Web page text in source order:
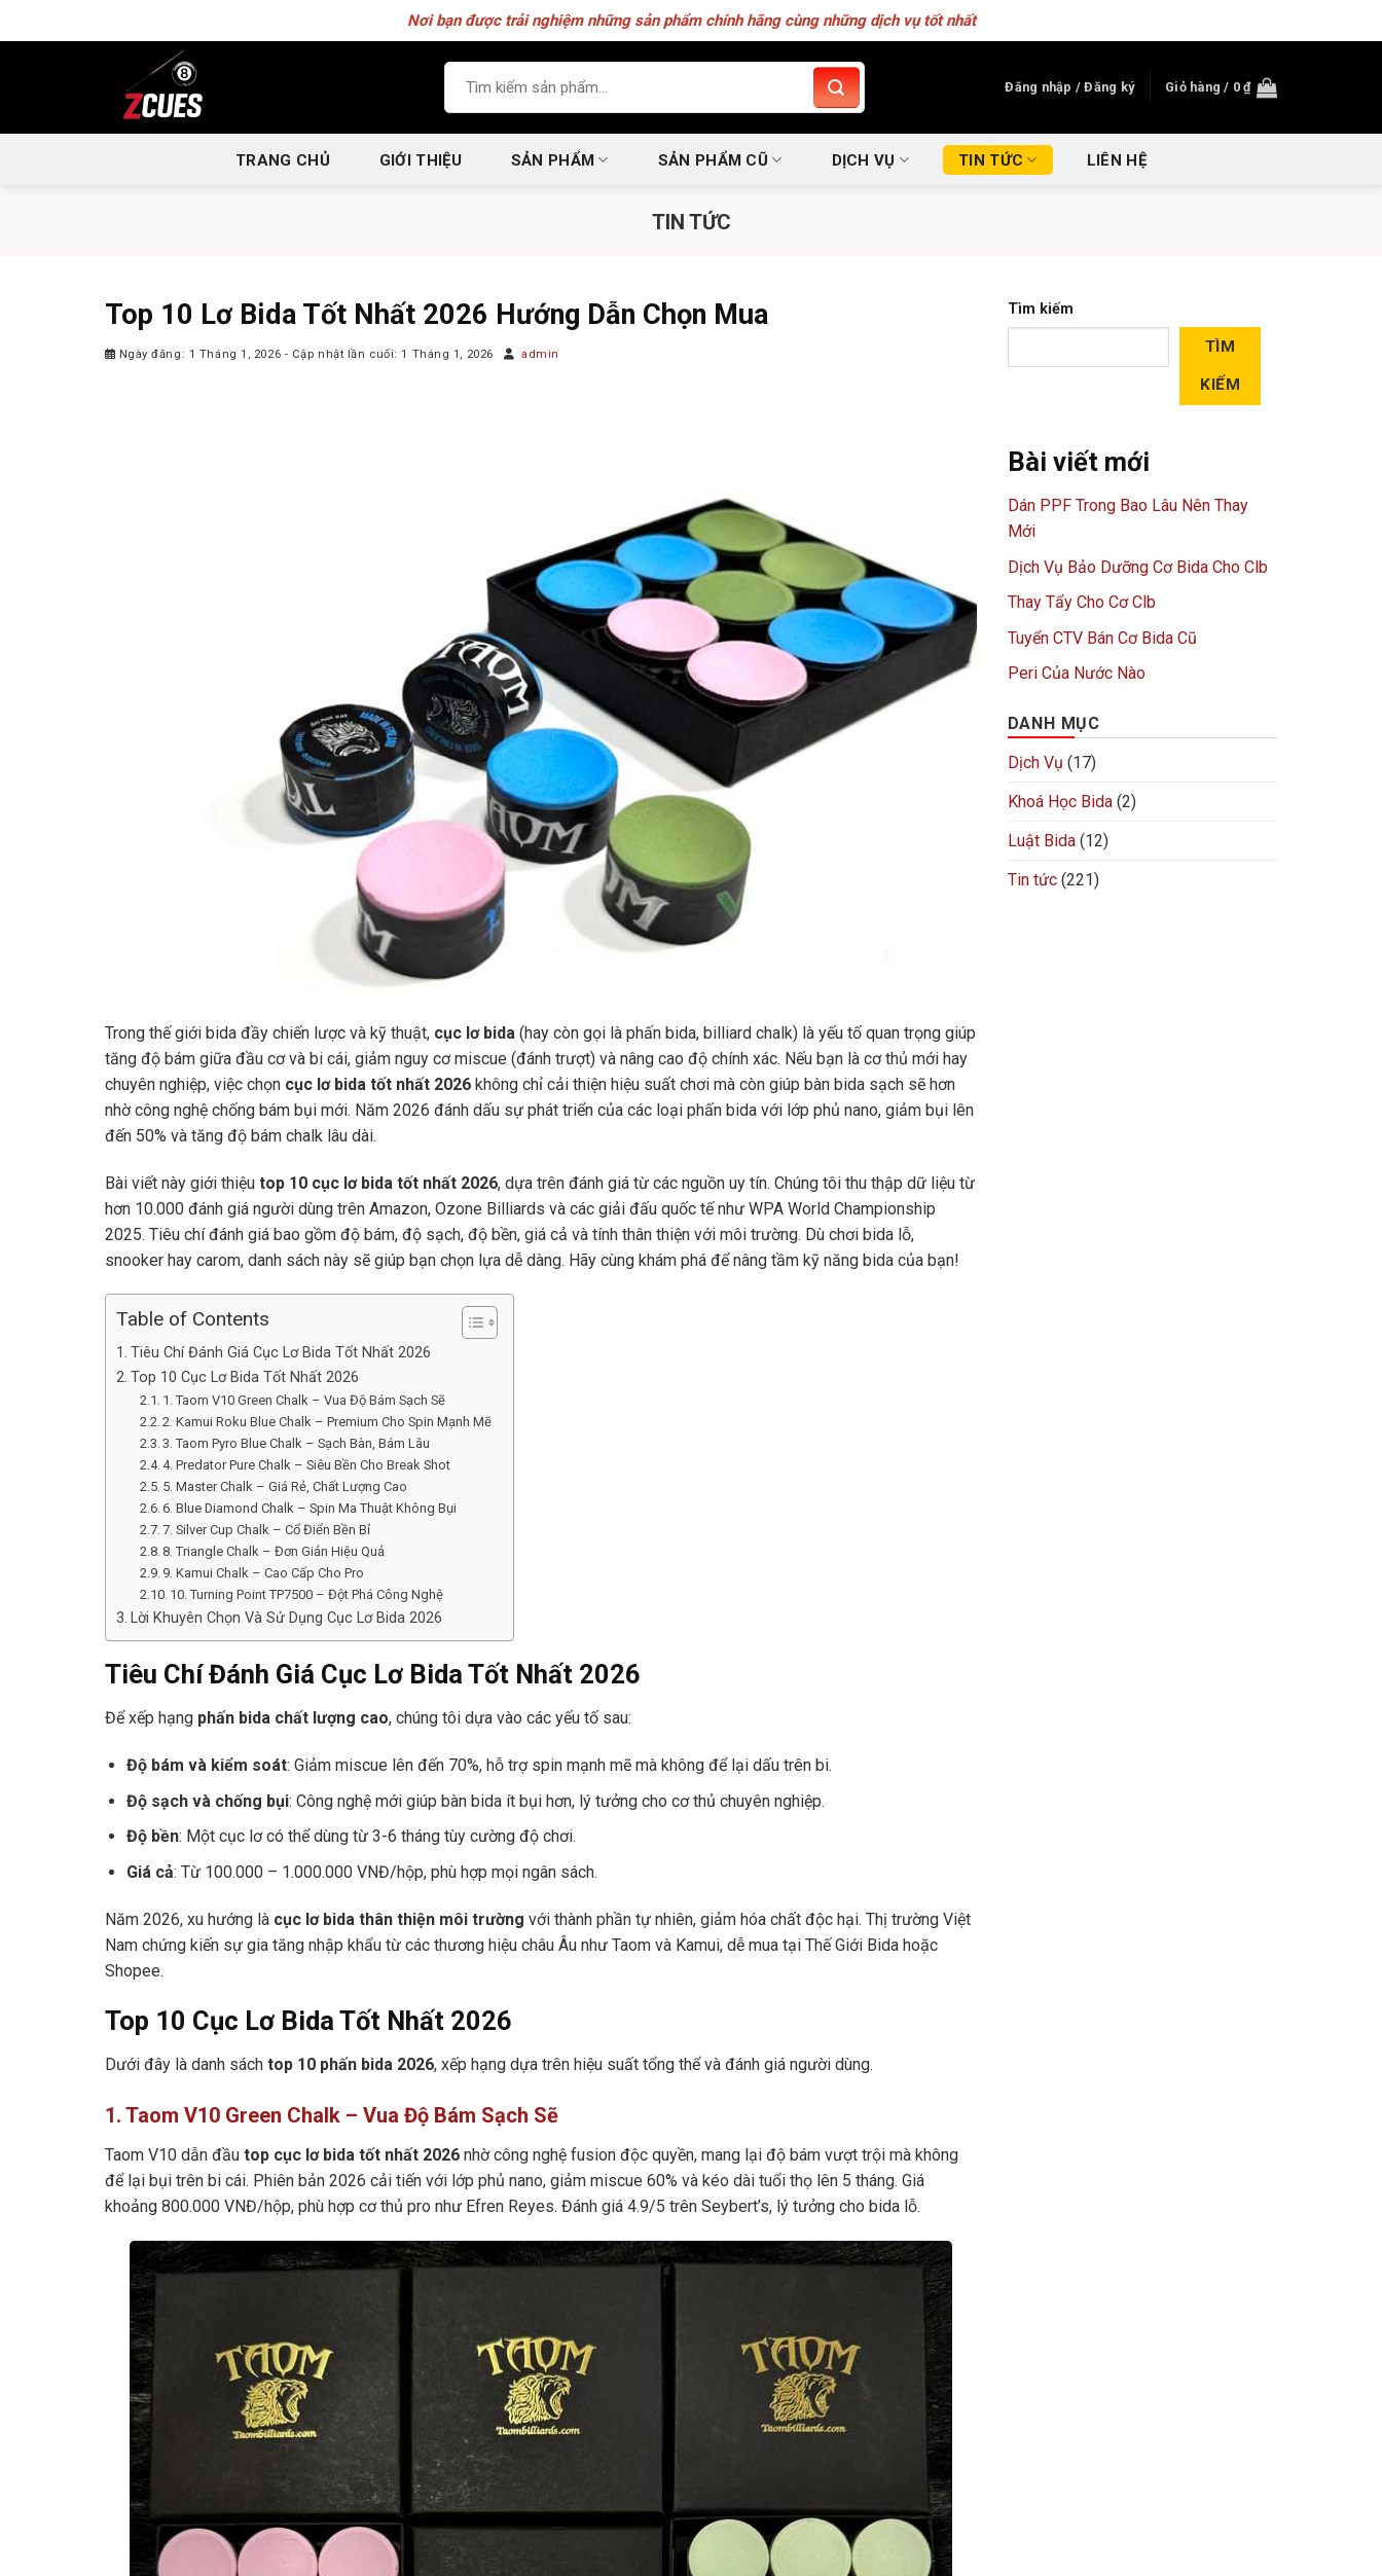
to
Nơi bạn được trải nghiệm những sản phẩm chính hãng cùng những dịch vụ tốt nhất
Tìm
kiếm:
Đăng nhập / Đăng ký Giỏ hàng / 0₫
TRANG CHỦ GIỚI THIỆU SẢN PHẨM SẢN PHẨM CŨ DỊCH VỤ TIN TỨC LIÊN HỆ
TIN TỨC
Top 10 Lơ Bida Tốt Nhất 2026 Hướng Dẫn Chọn Mua
Ngày đăng: 1 Tháng 1, 2026 - Cập nhật lần cuối: 1 Tháng 1, 2026 admin
Trong thế giới bida đầy chiến lược và kỹ thuật, cục lơ bida (hay còn gọi là phấn bida, billiard chalk) là yếu tố quan trọng giúp
tăng độ bám giữa đầu cơ và bi cái, giảm nguy cơ miscue (đánh trượt) và nâng cao độ chính xác. Nếu bạn là cơ thủ mới hay
chuyên nghiệp, việc chọn cục lơ bida tốt nhất 2026 không chỉ cải thiện hiệu suất chơi mà còn giúp bàn bida sạch sẽ hơn
nhờ công nghệ chống bám bụi mới. Năm 2026 đánh dấu sự phát triển của các loại phấn bida với lớp phủ nano, giảm bụi lên
đến 50% và tăng độ bám chalk lâu dài.
Bài viết này giới thiệu top 10 cục lơ bida tốt nhất 2026, dựa trên đánh giá từ các nguồn uy tín. Chúng tôi thu thập dữ liệu từ
hơn 10.000 đánh giá người dùng trên Amazon, Ozone Billiards và các giải đấu quốc tế như WPA World Championship
2025. Tiêu chí đánh giá bao gồm độ bám, độ sạch, độ bền, giá cả và tính thân thiện với môi trường. Dù chơi bida lỗ,
snooker hay carom, danh sách này sẽ giúp bạn chọn lựa dễ dàng. Hãy cùng khám phá để nâng tầm kỹ năng bida của bạn!
Table of Contents
Tiêu Chí Đánh Giá Cục Lơ Bida Tốt Nhất 2026
Top 10 Cục Lơ Bida Tốt Nhất 2026
1. Taom V10 Green Chalk – Vua Độ Bám Sạch Sẽ
2. Kamui Roku Blue Chalk – Premium Cho Spin Mạnh Mẽ
3. Taom Pyro Blue Chalk – Sạch Bàn, Bám Lâu
4. Predator Pure Chalk – Siêu Bền Cho Break Shot
5. Master Chalk – Giá Rẻ, Chất Lượng Cao
6. Blue Diamond Chalk – Spin Ma Thuật Không Bụi
7. Silver Cup Chalk – Cổ Điển Bền Bỉ
8. Triangle Chalk – Đơn Giản Hiệu Quả
9. Kamui Chalk – Cao Cấp Cho Pro
10. Turning Point TP7500 – Đột Phá Công Nghệ
Lời Khuyên Chọn Và Sử Dụng Cục Lơ Bida 2026
Tiêu Chí Đánh Giá Cục Lơ Bida Tốt Nhất 2026
Để xếp hạng phấn bida chất lượng cao, chúng tôi dựa vào các yếu tố sau:
Độ bám và kiểm soát: Giảm miscue lên đến 70%, hỗ trợ spin mạnh mẽ mà không để lại dấu trên bi.
Độ sạch và chống bụi: Công nghệ mới giúp bàn bida ít bụi hơn, lý tưởng cho cơ thủ chuyên nghiệp.
Độ bền: Một cục lơ có thể dùng từ 3-6 tháng tùy cường độ chơi.
Giá cả: Từ 100.000 – 1.000.000 VNĐ/hộp, phù hợp mọi ngân sách.
Năm 2026, xu hướng là cục lơ bida thân thiện môi trường với thành phần tự nhiên, giảm hóa chất độc hại. Thị trường Việt
Nam chứng kiến sự gia tăng nhập khẩu từ các thương hiệu châu Âu như Taom và Kamui, dễ mua tại Thế Giới Bida hoặc
Shopee.
Top 10 Cục Lơ Bida Tốt Nhất 2026
Dưới đây là danh sách top 10 phấn bida 2026, xếp hạng dựa trên hiệu suất tổng thể và đánh giá người dùng.
1. Taom V10 Green Chalk – Vua Độ Bám Sạch Sẽ
Taom V10 dẫn đầu top cục lơ bida tốt nhất 2026 nhờ công nghệ fusion độc quyền, mang lại độ bám vượt trội mà không
để lại bụi trên bi cái. Phiên bản 2026 cải tiến với lớp phủ nano, giảm miscue 60% và kéo dài tuổi thọ lên 5 tháng. Giá
khoảng 800.000 VNĐ/hộp, phù hợp cơ thủ pro như Efren Reyes. Đánh giá 4.9/5 trên Seybert’s, lý tưởng cho bida lỗ.
Tìm kiếm
TÌM
KIẾM
Bài viết mới
Dán PPF Trong Bao Lâu Nên Thay
Mới
Dịch Vụ Bảo Dưỡng Cơ Bida Cho Clb
Thay Tẩy Cho Cơ Clb
Tuyển CTV Bán Cơ Bida Cũ
Peri Của Nước Nào
DANH MỤC
Dịch Vụ (17)
Khoá Học Bida(2)
Luật Bida(12)
Tin tức(221)